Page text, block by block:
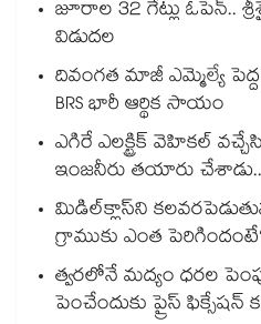
జూరాల 32 గేట్లు ఓపెన్..
విడుదల
దివంగత మాజీ ఎమ్మెల్యే పెద్ద
BRS భారీ ఆర్థిక సాయం
ఎగిరే ఎలక్ట్రిక్ వెహికల్
ఇంజనీరు తయారు
మిడిల్‌క్లాస్‌ని
గ్రాముకు ఎంత
త్వరలోనే మద్యం ధ‌‌ర‌‌ల
పెంచేందుకు ప్రైస్ ఫిక్సేష‌‌న్